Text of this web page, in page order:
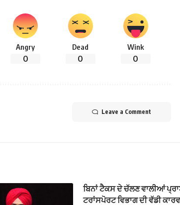
Angry
0
Dead
0
Wink
0
Leave a Comment
ਬਿਨਾਂ ਟੈਕਸ ਦੇ ਚੱਲਣ ਵਾਲੀਆਂ
ਟਰਾਂਸਪੋਰਟ ਵਿਭਾਗ ਦੀ ਵੱਡੀ